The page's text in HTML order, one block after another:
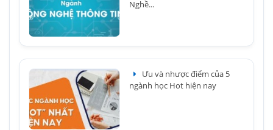
Nghề...
Ưu và nhược điểm của 5
ngành học Hot hiện nay